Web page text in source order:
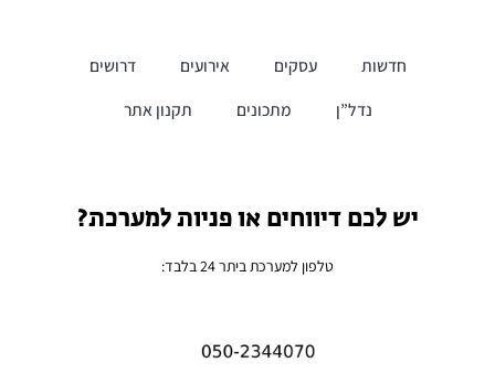
חדשות עסקים אירועים
דרושים
נדל”ן
מתכונים תקנון אתר
יש לכם דיווחים או פניות למערכת?
טלפון למערכת ביתר 24 בלבד: